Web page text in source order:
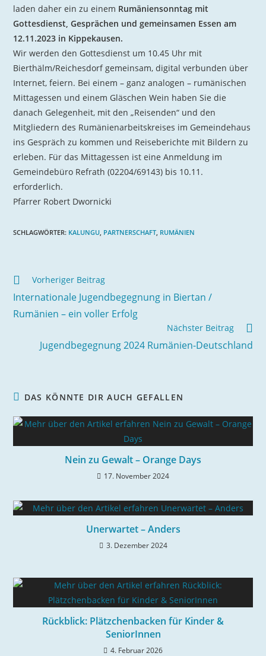
laden daher ein zu einem Rumäniensonntag mit
Gottesdienst, Gesprächen und gemeinsamen Essen am
12.11.2023 in Kippekausen.
Wir werden den Gottesdienst um 10.45 Uhr mit
Bierthälm/Reichesdorf gemeinsam, digital verbunden über
Internet, feiern. Bei einem – ganz analogen – rumänischen
Mittagessen und einem Gläschen Wein haben Sie die
danach Gelegenheit, mit den „Reisenden“ und den
Mitgliedern des Rumänienarbeitskreises im Gemeindehaus
ins Gespräch zu kommen und Reiseberichte mit Bildern zu
erleben. Für das Mittagessen ist eine Anmeldung im
Gemeindebüro Refrath (02204/69143) bis 10.11.
erforderlich.
Pfarrer Robert Dwornicki
SCHLAGWÖRTER: KALUNGU PARTNERSCHAFT RUMÄNIEN
Weitere
ansehen
Vorheriger Beitrag
Internationale Jugendbegegnung in Biertan /
Rumänien – ein voller Erfolg
Nächster Beitrag
Jugendbegegnung 2024 Rumänien-Deutschland
DAS KÖNNTE DIR AUCH GEFALLEN
Nein zu Gewalt – Orange Days
17. November 2024
Unerwartet – Anders
3. Dezember 2024
Rückblick: Plätzchenbacken für Kinder &
SeniorInnen
4. Februar 2026